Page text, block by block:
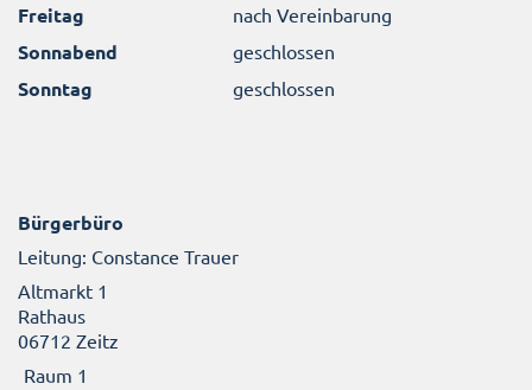
Freitag nach Vereinbarung
Sonnabend geschlossen
Sonntag geschlossen
Bürgerbüro
Leitung: Constance Trauer
Altmarkt 1
Rathaus
06712 Zeitz
Raum 1